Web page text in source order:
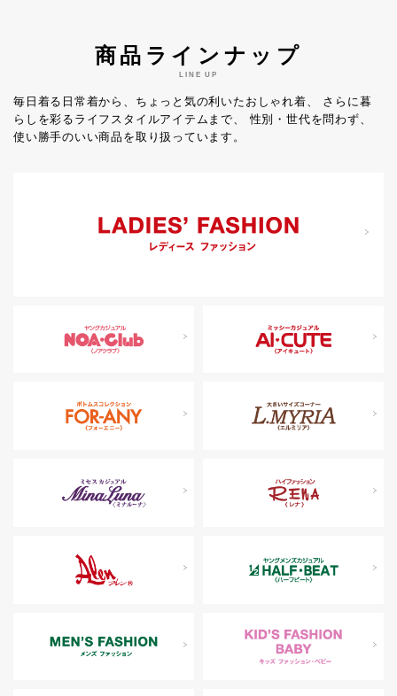
商品ラインナップ
LINE UP
毎日着る日常着から、ちょっと気の利いたおしゃれ着、
さらに暮
らしを彩るライフスタイルアイテムまで、
性別・世代を問わず、
使い勝手のいい商品を取り扱っています。